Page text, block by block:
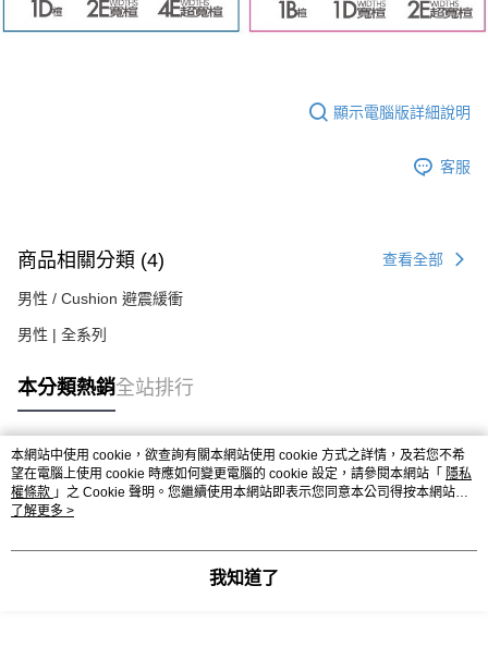
顯示電腦版詳細說明
客服
商品相關分類 (4) 查看全部
男性 / Cushion 避震緩衝
男性 | 全系列
本分類熱銷全站排行
熱門標籤
本網站中使用 cookie，欲查詢有關本網站使用 cookie 方式之詳情，及若您不希
望在電腦上使用 cookie 時應如何變更電腦的 cookie 設定，請參閱本網站「 隱私
權條款 」之 Cookie 聲明。您繼續使用本網站即表示您同意本公司得按本網站使
用條款之 Cookie 聲明使用 cookie。
了解更多 >
我知道了